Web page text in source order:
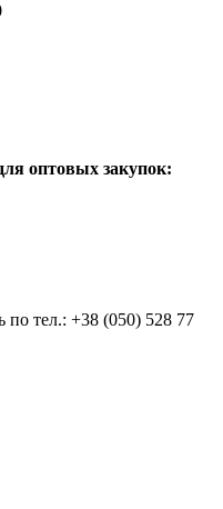
оптовых закупок:
по тел.: +38 (050) 528 77